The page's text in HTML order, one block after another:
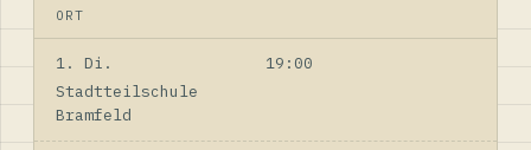
ORT
1. Di.
19:00
Stadtteilschule
Bramfeld